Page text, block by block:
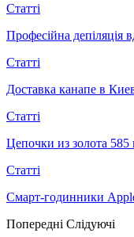
Статті
Професійна депіляція
Статті
Доставка канапе в
Статті
Цепочки из золота
Статті
Смарт-годинники
Попередні Слідуючі